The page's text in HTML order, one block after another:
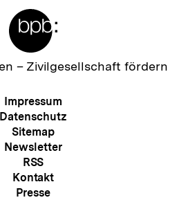
– Zivilgesellschaft fördern
Meta-
Navigation
Impressum
Datenschutz
Sitemap
Newsletter
RSS
Kontakt
Presse